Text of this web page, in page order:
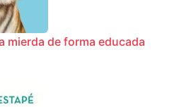
mierda de forma educada